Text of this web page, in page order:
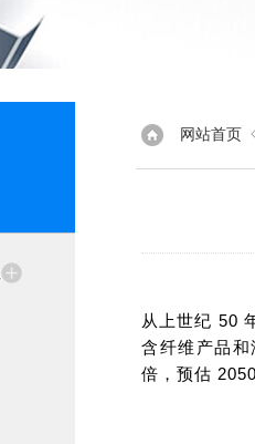
网站首页
从上世纪 50
含纤维产品
倍，预估